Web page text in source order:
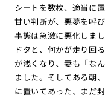
シートを数枚、適当に
甘い判断が、悪夢を呼
事態は急激に悪化しま
ドタと、何かが走り回
が浅くなり、妻も「な
ました。そしてある朝
に置いてあった、まだ